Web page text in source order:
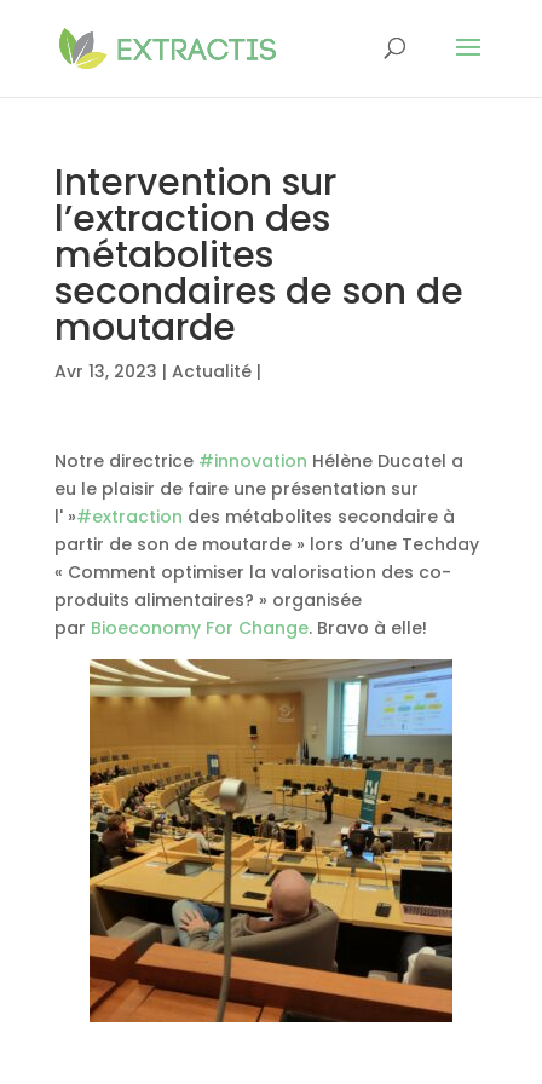
Intervention sur
l’extraction des
métabolites
secondaires de son de
moutarde
Avr 13, 2023 | Actualité|
Notre directrice #innovation Hélène Ducatel a
eu le plaisir de faire une présentation sur
l' »#extraction des métabolites secondaire à
partir de son de moutarde » lors d’une Techday
« Comment optimiser la valorisation des co-
produits alimentaires? » organisée
par Bioeconomy For Change. Bravo à elle!